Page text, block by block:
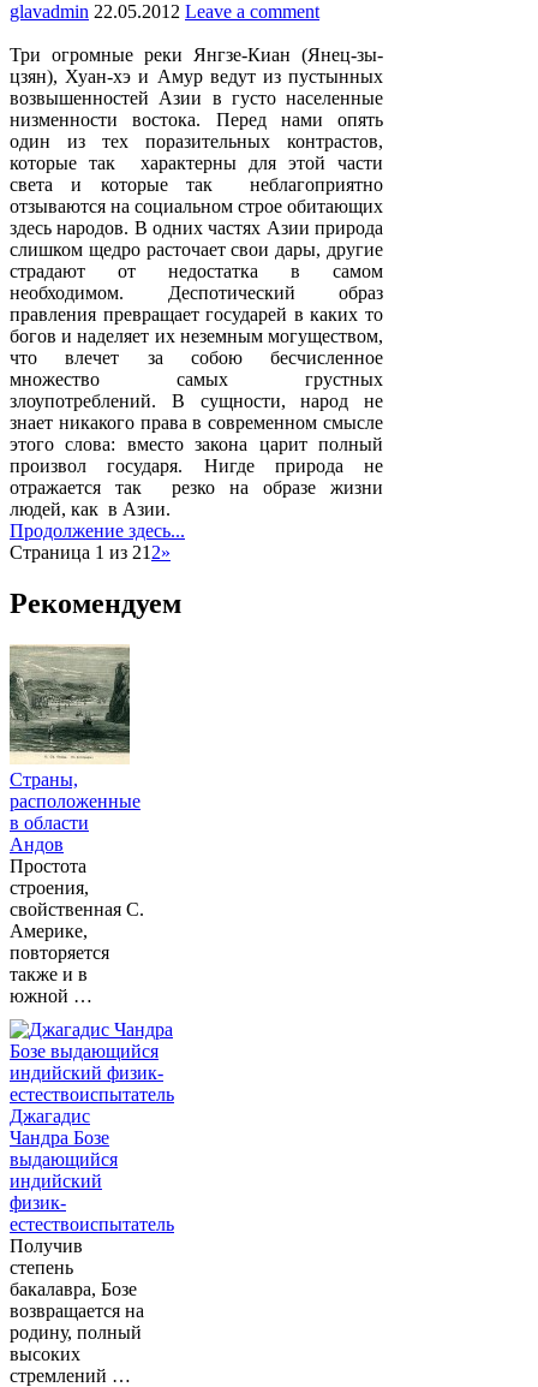
glavadmin 22.05.2012 Leave a comment
Три огромные реки Янгзе-Киан (Янец-зы-
цзян), Хуан-хэ и Амур ведут из пустынных
возвышенностей Азии в густо населенные
низменности востока. Перед нами опять
один из тех поразительных контрастов,
которые так характерны для этой части
света и которые так неблагоприятно
отзываются на социальном строе обитающих
здесь народов. В одних частях Азии природа
слишком щедро расточает свои дары, другие
страдают от недостатка в самом
необходимом. Деспотический образ
правления превращает государей в каких то
богов и наделяет их неземным могуществом,
что влечет за собою бесчисленное
множество самых грустных
злоупотреблений. В сущности, народ не
знает никакого права в современном смысле
этого слова: вместо закона царит полный
произвол государя. Нигде природа не
отражается так резко на образе жизни
людей, как в Азии.
Продолжение здесь...
Страница 1 из 21 2»
Рекомендуем
Страны,
расположенные
в области
Андов
Простота
строения,
свойственная С.
Америке,
повторяется
также и в
южной …
Джагадис
Чандра Бозе
выдающийся
индийский
физик-
естествоиспытатель
Получив
степень
бакалавра, Бозе
возвращается на
родину, полный
высоких
стремлений …